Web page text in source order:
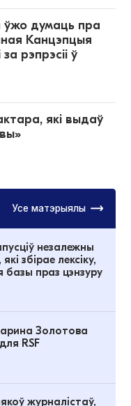
ўжо думаць пра
Канцэпцыя
рэпрэсіі ў
які выдаў
Усе матэрыялы
незалежны
збірае лексіку,
праз цэнзуру
Золотова
RSF
журналістаў,